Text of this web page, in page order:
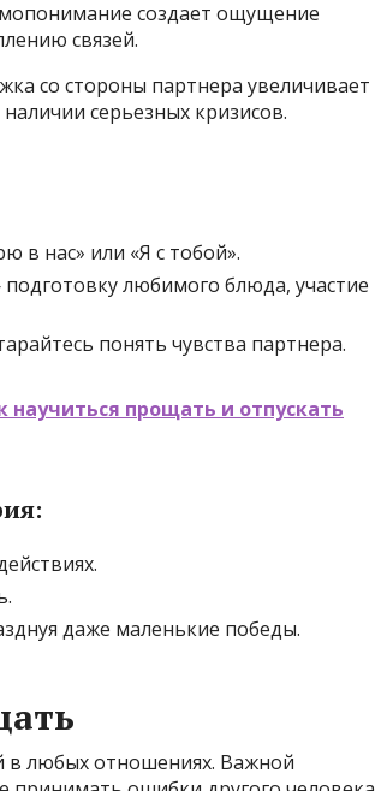
создает ощущение
связей.
со стороны партнера увеличивает
серьезных кризисов.
в нас» или «Я с тобой».
любимого блюда, участие
понять чувства партнера.
прощать и отпускать
даже маленькие победы.
в любых отношениях. Важной